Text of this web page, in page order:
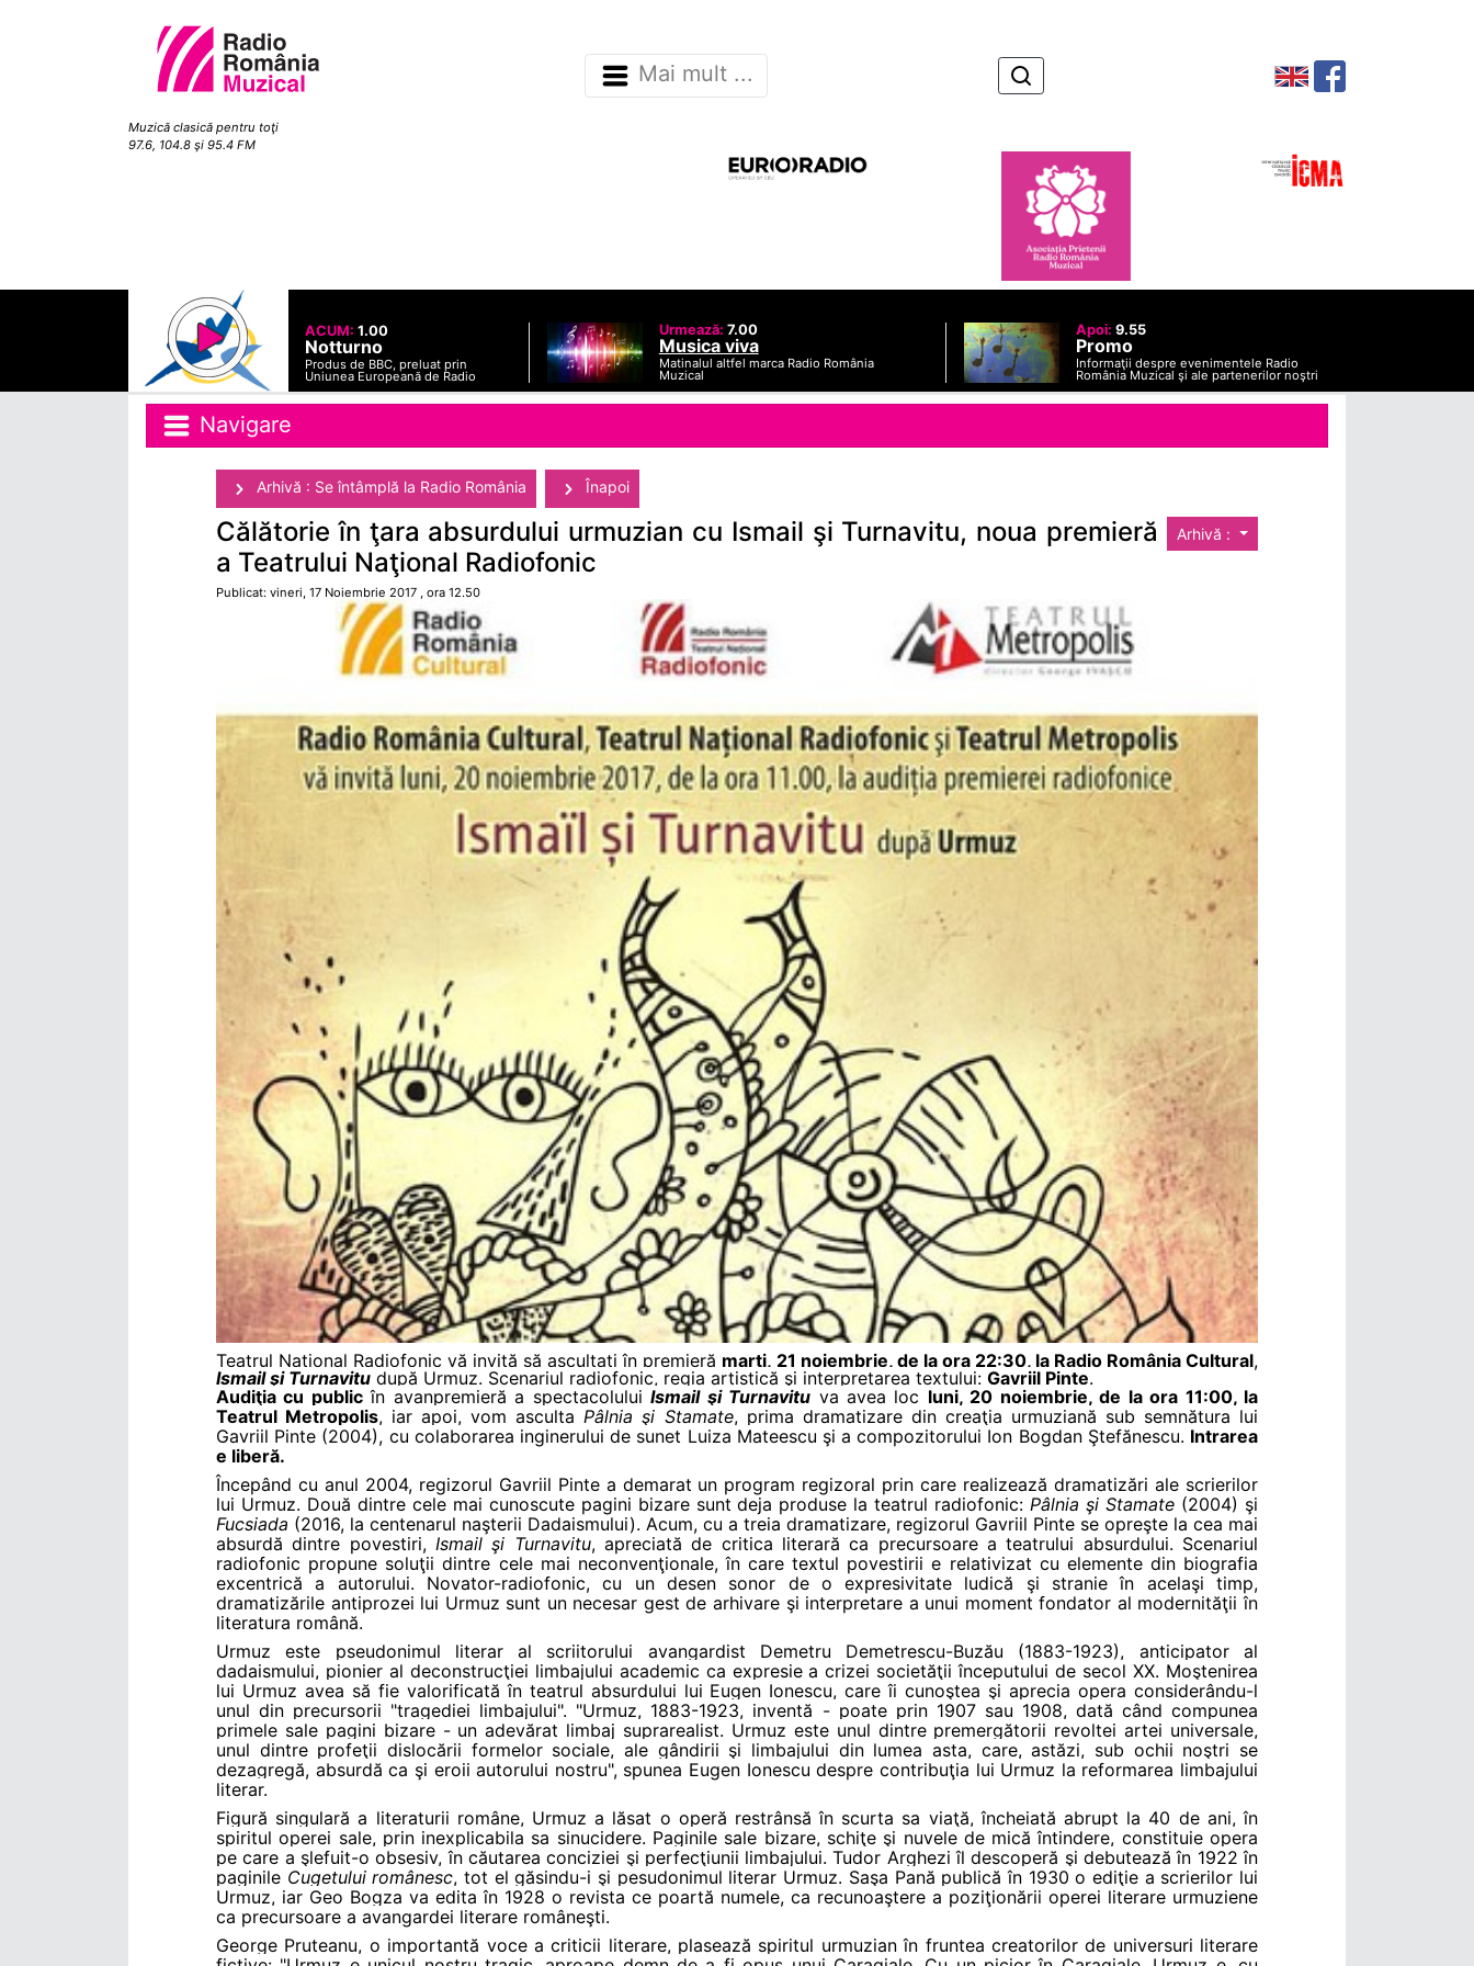
Muzică clasică pentru toţi
97.6, 104.8 şi 95.4 FM
Mai mult ...
ACUM: 1.00
Notturno
Produs de BBC, preluat prin
Uniunea Europeană de Radio
Urmează: 7.00
Musica viva
Matinalul altfel marca Radio România
Muzical
Apoi: 9.55
Promo
Informaţii despre evenimentele Radio
România Muzical şi ale partenerilor noştri
Navigare
Arhivă : Se întâmplă la Radio România Înapoi
Arhivă :
Călătorie în ţara absurdului urmuzian cu Ismail şi Turnavitu, noua premieră
a Teatrului Naţional Radiofonic
Publicat: vineri, 17 Noiembrie 2017 , ora 12.50
Teatrul Naţional Radiofonic vă invită să ascultaţi în premieră marţi, 21 noiembrie, de la ora 22:30, la Radio România Cultural,
Ismail şi Turnavitu după Urmuz. Scenariul radiofonic, regia artistică şi interpretarea textului: Gavriil Pinte.
Audiţia cu public în avanpremieră a spectacoluluiIsmail şi Turnavitu va avea loc luni, 20 noiembrie, de la ora 11:00, la
Teatrul Metropolis, iar apoi, vom ascultaPâlnia şi Stamate, prima dramatizare din creaţia urmuziană sub semnătura lui
Gavriil Pinte (2004), cu colaborarea inginerului de sunet Luiza Mateescu şi a compozitorului Ion Bogdan Ştefănescu. Intrarea
e liberă.
Începând cu anul 2004, regizorul Gavriil Pinte a demarat un program regizoral prin care realizează dramatizări ale scrierilor
lui Urmuz. Două dintre cele mai cunoscute pagini bizare sunt deja produse la teatrul radiofonic:Pâlnia şi Stamate (2004) şi
Fucsiada (2016, la centenarul naşterii Dadaismului). Acum, cu a treia dramatizare, regizorul Gavriil Pinte se opreşte la cea mai
absurdă dintre povestiri, Ismail şi Turnavitu, apreciată de critica literară ca precursoare a teatrului absurdului. Scenariul
radiofonic propune soluţii dintre cele mai neconvenţionale, în care textul povestirii e relativizat cu elemente din biografia
excentrică a autorului. Novator-radiofonic, cu un desen sonor de o expresivitate ludică şi stranie în acelaşi timp,
dramatizările antiprozei lui Urmuz sunt un necesar gest de arhivare şi interpretare a unui moment fondator al modernităţii în
literatura română.
Urmuz este pseudonimul literar al scriitorului avangardist Demetru Demetrescu-Buzău (1883-1923), anticipator al
dadaismului, pionier al deconstrucţiei limbajului academic ca expresie a crizei societăţii începutului de secol XX. Moştenirea
lui Urmuz avea să fie valorificată în teatrul absurdului lui Eugen Ionescu, care îi cunoştea şi aprecia opera considerându-l
unul din precursorii "tragediei limbajului". "Urmuz, 1883-1923, inventă - poate prin 1907 sau 1908, dată când compunea
primele sale pagini bizare - un adevărat limbaj suprarealist. Urmuz este unul dintre premergătorii revoltei artei universale,
unul dintre profeţii dislocării formelor sociale, ale gândirii şi limbajului din lumea asta, care, astăzi, sub ochii noştri se
dezagregă, absurdă ca şi eroii autorului nostru", spunea Eugen Ionescu despre contribuţia lui Urmuz la reformarea limbajului
literar.
Figură singulară a literaturii române, Urmuz a lăsat o operă restrânsă în scurta sa viaţă, încheiată abrupt la 40 de ani, în
spiritul operei sale, prin inexplicabila sa sinucidere. Paginile sale bizare, schiţe şi nuvele de mică întindere, constituie opera
pe care a şlefuit-o obsesiv, în căutarea conciziei şi perfecţiunii limbajului. Tudor Arghezi îl descoperă şi debutează în 1922 în
paginile Cugetului românesc, tot el găsindu-i şi pesudonimul literar Urmuz. Saşa Pană publică în 1930 o ediţie a scrierilor lui
Urmuz, iar Geo Bogza va edita în 1928 o revista ce poartă numele, ca recunoaştere a poziţionării operei literare urmuziene
ca precursoare a avangardei literare româneşti.
George Pruteanu, o importantă voce a criticii literare, plasează spiritul urmuzian în fruntea creatorilor de universuri literare